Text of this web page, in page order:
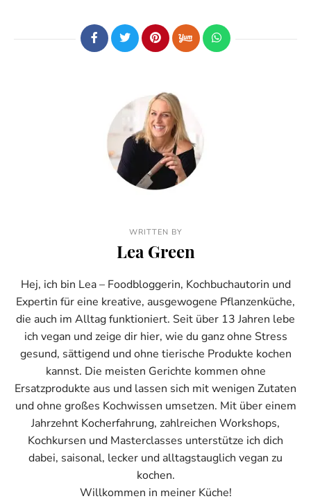
WRITTEN BY
Lea Green
Hej, ich bin Lea – Foodbloggerin, Kochbuchautorin und
Expertin für eine kreative, ausgewogene Pflanzenküche,
die auch im Alltag funktioniert. Seit über 13 Jahren lebe
ich vegan und zeige dir hier, wie du ganz ohne Stress
gesund, sättigend und ohne tierische Produkte kochen
kannst. Die meisten Gerichte kommen ohne
Ersatzprodukte aus und lassen sich mit wenigen Zutaten
und ohne großes Kochwissen umsetzen. Mit über einem
Jahrzehnt Kocherfahrung, zahlreichen Workshops,
Kochkursen und Masterclasses unterstütze ich dich
dabei, saisonal, lecker und alltagstauglich vegan zu
kochen.
Willkommen in meiner Küche!